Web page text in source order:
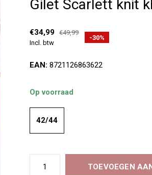
Gilet Scarlett knit
€34,99 €49,99
Incl. btw
-30%
EAN: 8721126863622
Op voorraad
42/44
TOEVOEGEN